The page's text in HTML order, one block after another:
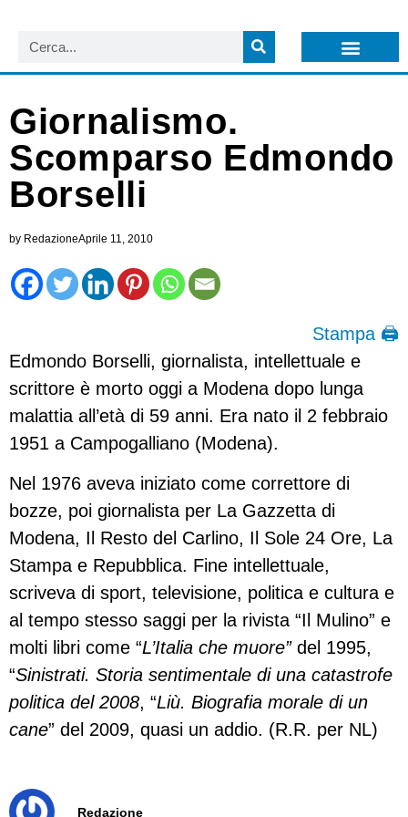
Giornalismo.
Scomparso Edmondo
Borselli
by RedazioneAprile 11, 2010
Stampa 🖨
Edmondo Borselli, giornalista, intellettuale e
scrittore è morto oggi a Modena dopo lunga
malattia all’età di 59 anni. Era nato il 2 febbraio
1951 a Campogalliano (Modena).
Nel 1976 aveva iniziato come correttore di
bozze, poi giornalista per La Gazzetta di
Modena, Il Resto del Carlino, Il Sole 24 Ore, La
Stampa e Repubblica. Fine intellettuale,
scriveva di sport, televisione, politica e cultura e
al tempo stesso saggi per la rivista “Il Mulino” e
molti libri come “L’Italia che muore” del 1995,
“Sinistrati. Storia sentimentale di una catastrofe
politica del 2008, “Liù. Biografia morale di un
cane” del 2009, quasi un addio. (R.R. per NL)
Redazione